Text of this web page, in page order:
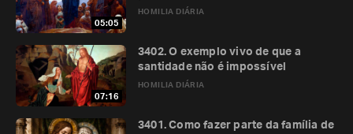
05:05
HOMILIA DIÁRIA
07:16
HOMILIA DIÁRIA
3402. O exemplo vivo de que a
santidade não é impossível
3401. Como fazer parte da família de